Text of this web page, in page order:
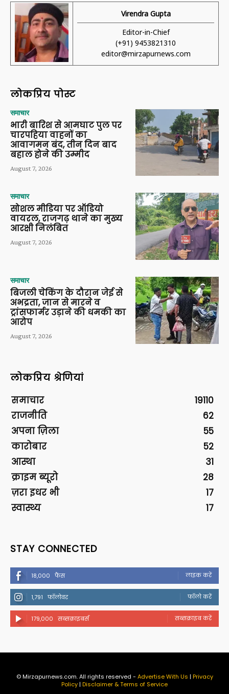
Virendra Gupta
Editor-in-Chief
(+91) 9453821310
editor@mirzapurnews.com
लोकप्रिय पोस्ट
समाचार
भारी बारिश से आमघाट पुल पर
चारपहिया वाहनों का
आवागमन बंद, तीन दिन बाद
बहाल होने की उम्मीद
August 7, 2026
समाचार
सोशल मीडिया पर ऑडियो
वायरल, राजगढ़ थाने का मुख्य
आरक्षी निलंबित
August 7, 2026
समाचार
बिजली चेकिंग के दौरान जेई से
अभद्रता, जान से मारने व
ट्रांसफार्मर उड़ाने की धमकी का
आरोप
August 7, 2026
लोकप्रिय श्रेणियां
समाचार
19110
राजनीति
62
अपना ज़िला
55
कारोबार
52
आस्था
31
क्राइम ब्यूरो
28
ज़रा इधर भी
17
स्वास्थ्य
17
STAY CONNECTED
18,000 फैंस लाइक करें
1,791 फॉलोवर फॉलो करें
179,000 सब्सक्राइबर्स सब्सक्राइब करें
© Mirzapurnews.com. All rights reserved - Advertise With Us | Privacy
Policy| Disclaimer & Terms of Service